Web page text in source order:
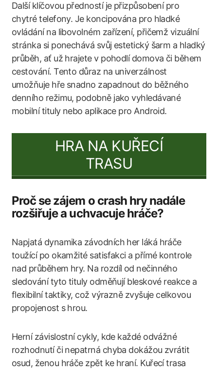
Další klíčovou předností je přizpůsobení pro
chytré telefony. Je koncipována pro hladké
ovládání na libovolném zařízení, přičemž vizuální
stránka si ponechává svůj estetický šarm a hladký
průběh, ať už hrajete v pohodlí domova či během
cestování. Tento důraz na univerzálnost
umožňuje hře snadno zapadnout do běžného
denního režimu, podobně jako vyhledávané
mobilní tituly nebo aplikace pro Android.
HRA NA KUŘECÍ
TRASU
Proč se zájem o crash hry nadále
rozšiřuje a uchvacuje hráče?
Napjatá dynamika závodních her láká hráče
toužící po okamžité satisfakci a přímé kontrole
nad průběhem hry. Na rozdíl od nečinného
sledování tyto tituly odměňují bleskové reakce a
flexibilní taktiky, což výrazně zvyšuje celkovou
propojenost s hrou.
Herní závislostní cykly, kde každé odvážné
rozhodnutí či nepatrná chyba dokážou zvrátit
osud, ženou hráče zpět ke hraní. Kuřecí trasa